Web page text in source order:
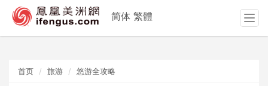
首页 旅游 悠游全攻略
简体 繁體
T
o